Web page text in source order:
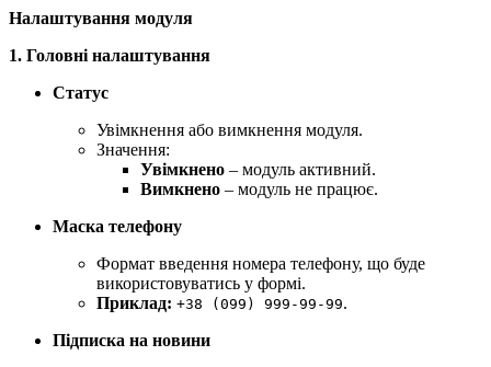
Налаштування модуля
1. Головні налаштування
Статус
Увімкнення або вимкнення модуля.
Значення:
Увімкнено – модуль активний.
Вимкнено – модуль не працює.
Маска телефону
Формат введення номера телефону, що буде
використовуватись у формі.
Приклад: +38 (099) 999-99-99.
Підписка на новини